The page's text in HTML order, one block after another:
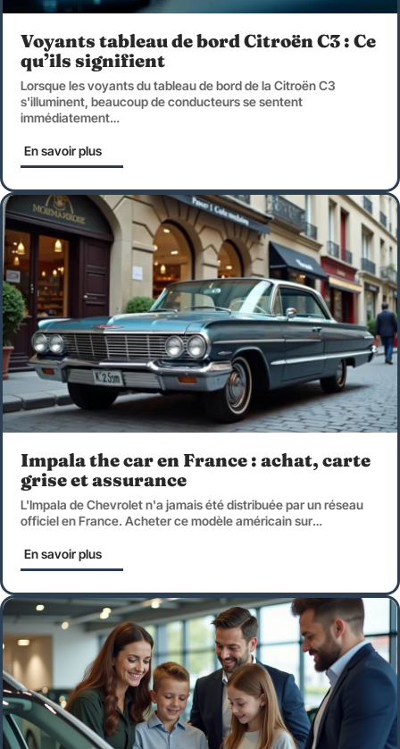
Voyants tableau de bord Citroën C3 : Ce
qu’ils signifient
Lorsque les voyants du tableau de bord de la Citroën C3
s'illuminent, beaucoup de conducteurs se sentent
immédiatement…
En savoir plus
Impala the car en France : achat, carte
grise et assurance
L'Impala de Chevrolet n'a jamais été distribuée par un réseau
officiel en France. Acheter ce modèle américain sur…
En savoir plus